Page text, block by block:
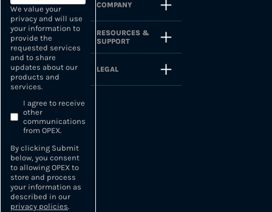
We value your
privacy and will use
your information to
provide the
requested services
and to share
updates about our
products and
services.
I agree to receive
other
communications
from OPEX.
By clicking Submit
below, you consent
to allowing OPEX to
store and process
your information as
described in our
privacy policies.
COMPANY
RESOURCES &
SUPPORT
LEGAL